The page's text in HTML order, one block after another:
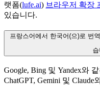
랫폼(lufe.ai) 브라우저 확장
있습니다.
프랑스어에서 한국어(으)로 번
Google, Bing 및 Yandex와
ChatGPT, Gemini 및